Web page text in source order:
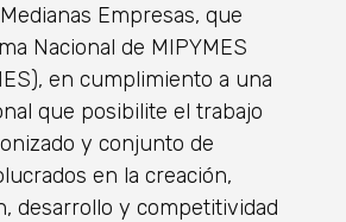
Empresas, que
Nacional de MIPYMES
en cumplimiento a una
que posibilite el trabajo
y conjunto de
en la creación,
desarrollo y competitividad